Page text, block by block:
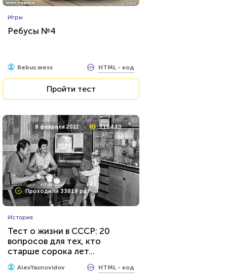
Игры
Ребусы №4
Rebus.wess HTML - код
Пройти тест
8 февраля 2022 116440
Проходили 33818 раз
История
Тест о жизни в СССР: 20
вопросов для тех, кто
старше сорока лет...
AlexYasnovidov HTML - код